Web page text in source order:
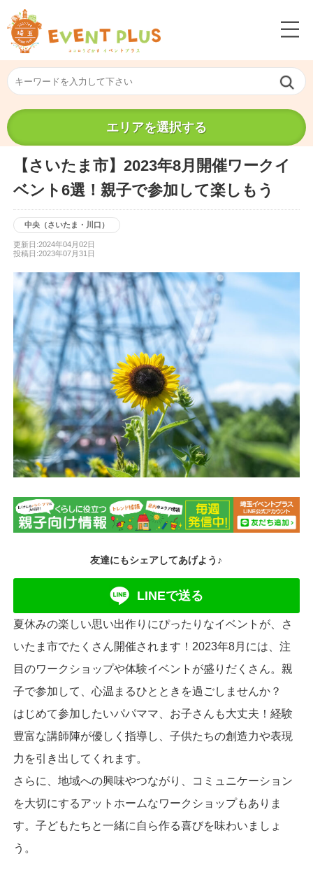
エリアを選択する
【さいたま市】2023年8月開催ワークイ
ベント6選！親子で参加して楽しもう
中央（さいたま・川口）
更新日:2024年04月02日
投稿日:2023年07月31日
友達にもシェアしてあげよう♪
LINEで送る
夏休みの楽しい思い出作りにぴったりなイベントが、さ
いたま市でたくさん開催されます！2023年8月には、注
目のワークショップや体験イベントが盛りだくさん。親
子で参加して、心温まるひとときを過ごしませんか？
はじめて参加したいパパママ、お子さんも大丈夫！経験
豊富な講師陣が優しく指導し、子供たちの創造力や表現
力を引き出してくれます。
さらに、地域への興味やつながり、コミュニケーション
を大切にするアットホームなワークショップもありま
す。子どもたちと一緒に自ら作る喜びを味わいましょ
う。